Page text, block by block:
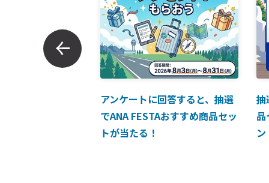
アンケートに回答すると、抽選
でANA FESTAおすすめ商品セッ
トが当たる！
抽
ン